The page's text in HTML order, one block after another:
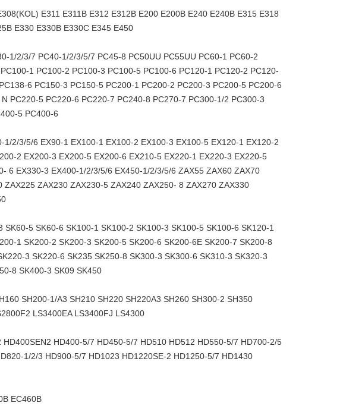
E311 E311B E312 E312B E200 E200B E240 E240B E315 E318
E330 E330B E330C E345 E450
1/2/3/7 PC40-1/2/3/5/7 PC45-8 PC50UU PC55UU PC60-1 PC60-2
1 PC100-2 PC100-3 PC100-5 PC100-6 PC120-1 PC120-2 PC120-
6 PC150-3 PC150-5 PC200-1 PC200-2 PC200-3 PC200-5 PC200-6
PC220-5 PC220-6 PC220-7 PC240-8 PC270-7 PC300-1/2 PC300-3
5 PC400-6
2/3/5/6 EX90-1 EX100-1 EX100-2 EX100-3 EX100-5 EX120-1 EX120-2
2 EX200-3 EX200-5 EX200-6 EX210-5 EX220-1 EX220-3 EX220-5
6 EX330-3 EX400-1/2/3/5/6 EX450-1/2/3/5/6 ZAX55 ZAX60 ZAX70
ZAX230 ZAX230-5 ZAX240 ZAX250- 8 ZAX270 ZAX330
SK60-5 SK60-6 SK100-1 SK100-2 SK100-3 SK100-5 SK100-6 SK120-1
1 SK200-2 SK200-3 SK200-5 SK200-6 SK200-6E SK200-7 SK200-8
3 SK220-6 SK235 SK250-8 SK300-3 SK300-6 SK310-3 SK320-3
8 SK400-3 SK09 SK450
SH200-1/A3 SH210 SH220 SH220A3 SH260 ​​SH300-2 SH350
LS3400EA LS3400FJ LS4300
HD400-5/7 HD450-5/7 HD510 HD512 HD550-5/7 HD700-2/5
1/2/3 HD900-5/7 HD1023 HD1220SE-2 HD1250-5/7 HD1430
EC460B